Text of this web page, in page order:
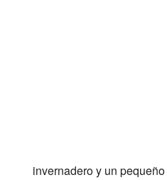
invernadero y un